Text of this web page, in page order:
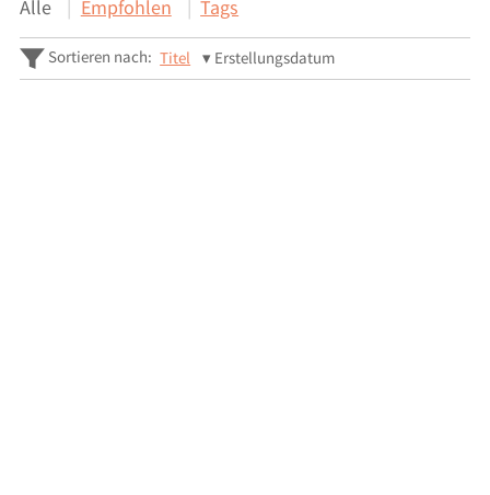
Alle Empfohlen Tags
Sortieren nach: Titel Erstellungsdatum